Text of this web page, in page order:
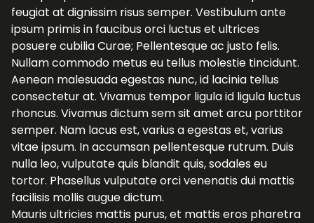
feugiat at dignissim risus semper. Vestibulum ante
ipsum primis in faucibus orci luctus et ultrices
posuere cubilia Curae; Pellentesque ac justo felis.
Nullam commodo metus eu tellus molestie tincidunt.
Aenean malesuada egestas nunc, id lacinia tellus
consectetur at. Vivamus tempor ligula id ligula luctus
rhoncus. Vivamus dictum sem sit amet arcu porttitor
semper. Nam lacus est, varius a egestas et, varius
vitae ipsum. In accumsan pellentesque rutrum. Duis
nulla leo, vulputate quis blandit quis, sodales eu
tortor. Phasellus vulputate orci venenatis dui mattis
facilisis mollis augue dictum.
Mauris ultricies mattis purus, et mattis eros pharetra